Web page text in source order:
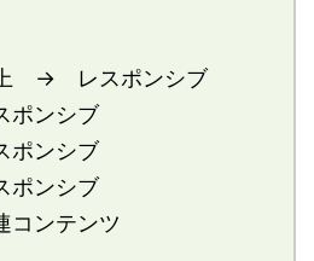
上 → レスポンシブ
ンシブ
ンシブ
ンシブ
ンテンツ